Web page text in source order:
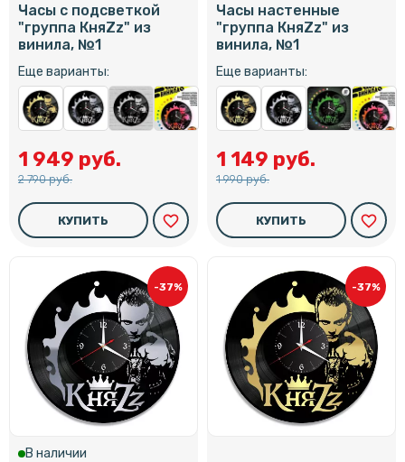
Часы с подсветкой
"группа КняZz" из
винила, №1
Еще варианты:
1 949 руб.
2 790 руб.
КУПИТЬ favorite_border
Часы настенные
"группа КняZz" из
винила, №1
Еще варианты:
1 149 руб.
1 990 руб.
КУПИТЬ favorite_border
-37%
В наличии
-37%